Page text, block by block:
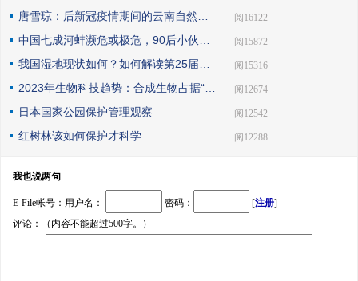
| 阅16122
| 阅15872
| 阅15316
| 阅12674
日本国家公园保护管理观察 | 阅12542
红树林该如何保护才科学 | 阅12288
我也说两句
E-File帐号：用户名： 密码： [注册]
评论：（内容不能超过500字。）